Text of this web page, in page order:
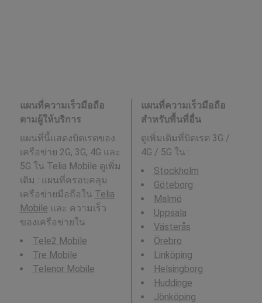
แผนที่ความเร็วมือถือ
ตามผู้ให้บริการ
แผนที่นี้แสดงบิตเรตของ
เครือข่าย 2G, 3G, 4G และ
5G ใน Telia Mobile ดูเพิ่ม
เติม : แผนที่ครอบคลุม
เครือข่ายมือถือใน Telia
Mobile และ ความเร็ว
ของเครือข่ายใน
Tele2 Mobile
Tre Mobile
Telenor Mobile
แผนที่ความเร็วมือถือ
สำหรับพื้นที่อื่น
ดูเพิ่มเติมที่บิตเรต 3G /
4G / 5G ใน :
Stockholm
Göteborg
Malmö
Uppsala
Västerås
Örebro
Linköping
Helsingborg
Huddinge
Jönköping